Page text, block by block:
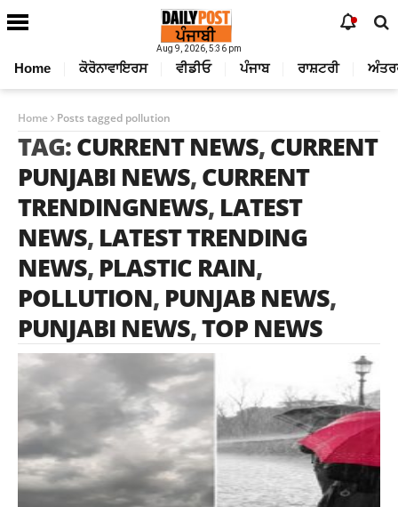
Aug 9, 2026, 5:36 pm
Home ਕੋਰੋਨਾਵਾਇਰਸ ਵੀਡੀਓ ਪੰਜਾਬ ਰਾਸ਼ਟਰੀ
Home Posts tagged pollution
TAG:CURRENT NEWS,CURRENT
PUNJABI NEWS,CURRENT
TRENDINGNEWS, LATEST
NEWS, LATEST TRENDING
NEWS, PLASTIC RAIN,
POLLUTION, PUNJAB NEWS,
PUNJABI NEWS,TOP NEWS